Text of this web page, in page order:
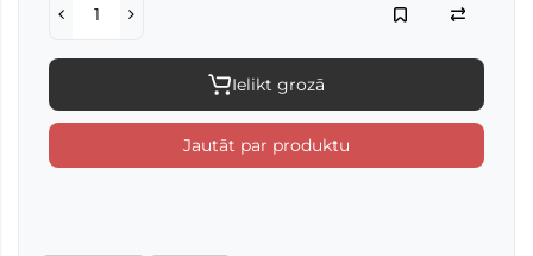
Ielikt grozā
Jautāt par produktu